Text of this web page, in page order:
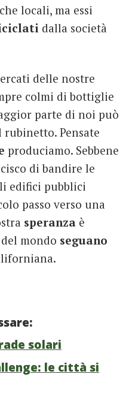
locali, ma essi
dalla società
delle nostre
colmi di bottiglie
parte di noi può
Pensate
produciamo. Sebbene
di bandire le
edifici pubblici
passo verso una
speranza è
mondo seguano
solari
le città si